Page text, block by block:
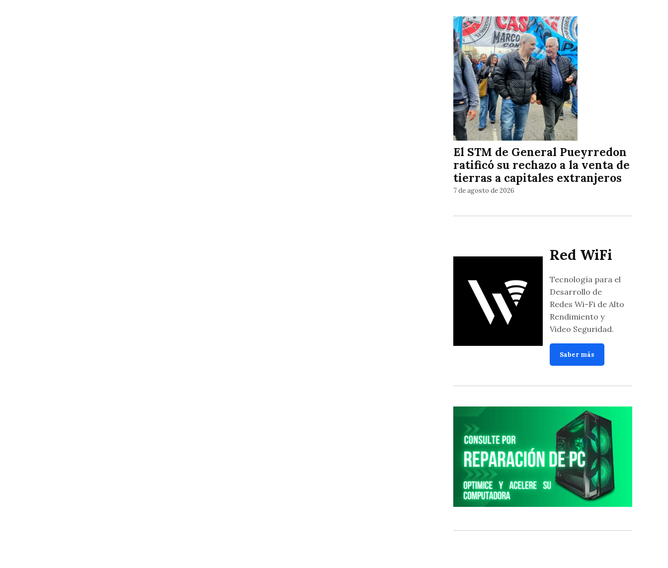
El STM de General Pueyrredon
ratificó su rechazo a la venta de
tierras a capitales extranjeros
7 de agosto de 2026
Red WiFi
Tecnología para el
Desarrollo de
Redes Wi-Fi de Alto
Rendimiento y
Video Seguridad.
Saber más